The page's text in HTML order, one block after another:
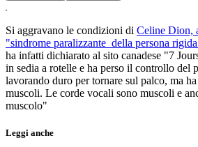
Si aggravano le condizioni di Celine Dion,
"sindrome paralizzante della persona
ha infatti dichiarato al sito canadese "7
in sedia a rotelle e ha perso il controllo del
lavorando duro per tornare sul palco, ma
muscoli. Le corde vocali sono muscoli e
muscolo"
Leggi anche